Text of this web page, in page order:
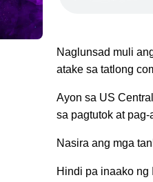
Naglunsad muli
atake sa tatlong
Ayon sa US
sa pagtutok at
Nasira ang mga
Hindi pa inaako ng